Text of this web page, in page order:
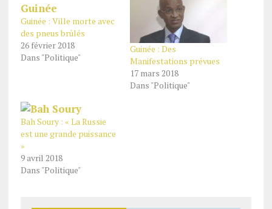
Guinée : Ville morte avec
des pneus brûlés
26 février 2018
Dans "Politique"
Guinée : Des
Manifestations prévues
17 mars 2018
Dans "Politique"
Bah Soury : « La Russie
est une grande puissance
»
9 avril 2018
Dans "Politique"